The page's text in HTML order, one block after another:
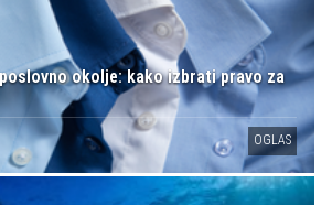
okolje: kako izbrati pravo za
OGLAS